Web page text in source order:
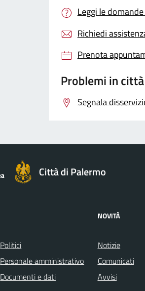
Leggi le
Richiedi
Prenota
Problemi in città
Segnala
Città di Palermo
Politici
Personale amministrativo
Documenti e dati
NOVITÀ
Notizie
Comunicati
Avvisi